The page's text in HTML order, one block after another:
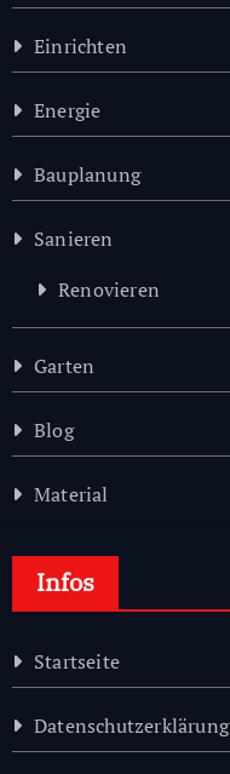
Einrichten
Energie
Bauplanung
Sanieren
Renovieren
Garten
Blog
Material
Infos
Startseite
Datenschutzerklärung